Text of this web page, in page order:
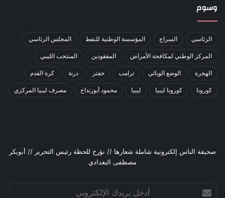
وسوم
الرئاسي السراج المؤسسة الوطنية للنفط المجلس الرئاسي
المركز الوطني لمكافحة الأمراض المفقودين المنتخب الليبي
الهجرة الوضع الوبائي ترامب حفتر درنة كرة القدم
كورونا كورونا ليبيا ليبيا محمود أبوزنداح مصرف ليبيا المركزي
صحيقة الناس إلكترونية شاملة شعارها // نؤرخ للحظة رئيس التحرير // أبوبكر
مصطفى البغدادي